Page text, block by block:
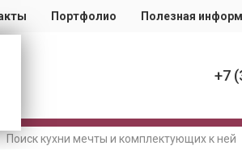
Портфолио Полезная
+7